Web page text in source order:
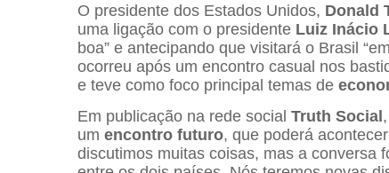
O presidente dos Estados Unidos, Donald
uma ligação com o presidente Luiz Inácio
boa” e antecipando que visitará o Brasil
ocorreu após um encontro casual nos
e teve como foco principal temas de
Em publicação na rede social Truth Social
um encontro futuro, que poderá
discutimos muitas coisas, mas a conversa